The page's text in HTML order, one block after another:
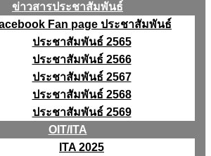
ข่าวสารประชาสัมพันธ์
Fan page ประชาสัมพันธ์
ประชาสัมพันธ์ 2565
ประชาสัมพันธ์ 2566
ประชาสัมพันธ์ 2567
ประชาสัมพันธ์ 2568
ประชาสัมพันธ์ 2569
OIT/ITA
ITA 2025